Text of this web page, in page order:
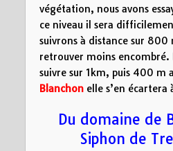
végétation, nous avons
ce niveau il sera
suivrons à distance sur 800
retrouver moins encombré.
suivre sur 1km, puis 400 m
Blanchonelle s’en écartera
Du domaine de
Siphon de